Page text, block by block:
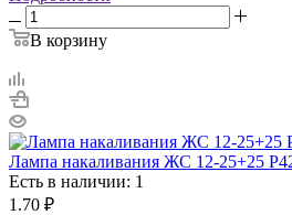
В корзину
Лампа накаливания ЖС 12-25+25
Есть в наличии: 1
1.70 ₽